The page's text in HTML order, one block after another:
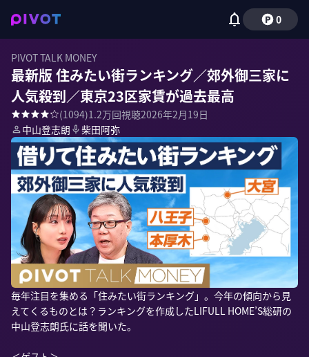
0
PIVOT TALK MONEY
最新版 住みたい街ランキング／郊外御三家に
人気殺到／東京23区家賃が過去最高
(1094)1.2万回視聴2026年2月19日
中山登志朗
柴田阿弥
毎年注目を集める「住みたい街ランキング」。今年の傾向から見
えてくるものとは？ランキングを作成したLIFULL HOME’S総研の
中山登志朗氏に話を聞いた。